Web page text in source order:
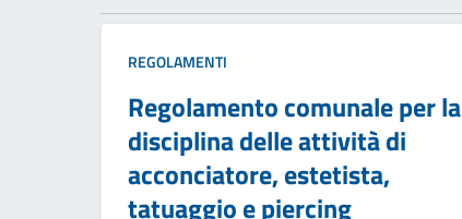
REGOLAMENTI
Regolamento comunale per la
disciplina delle attività di
acconciatore, estetista,
tatuaggio e piercing